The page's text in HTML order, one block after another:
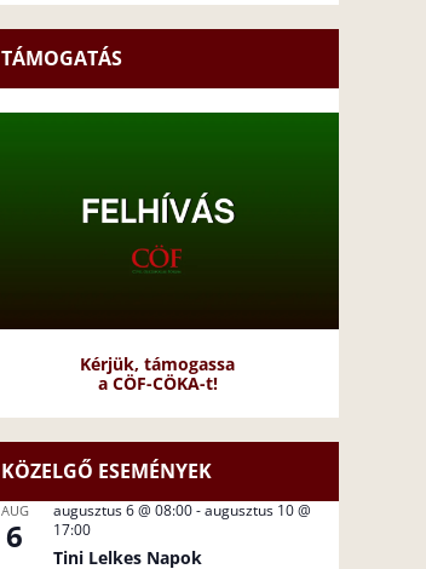
TÁMOGATÁS
Kérjük, támogassa
a CÖF-CÖKA-t!
KÖZELGŐ ESEMÉNYEK
AUG
6
augusztus 6 @ 08:00-augusztus 10 @
17:00
Tini Lelkes Napok